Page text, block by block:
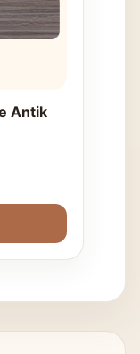
Antik